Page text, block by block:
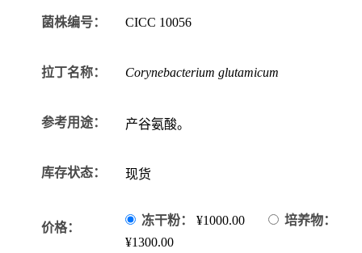
菌株编号： CICC 10056
拉丁名称： Corynebacterium glutamicum
参考用途： 产谷氨酸。
库存状态： 现货
价格：
冻干粉： ¥1000.00
培养物：
¥1300.00